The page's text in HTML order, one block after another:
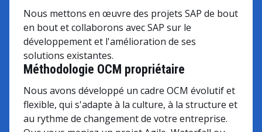
Nous mettons en œuvre des projets SAP de bout
en bout et collaborons avec SAP sur le
développement et l'amélioration de ses
solutions existantes.
Méthodologie OCM propriétaire
Nous avons développé un cadre OCM évolutif et
flexible, qui s'adapte à la culture, à la structure et
au rythme de changement de votre entreprise.